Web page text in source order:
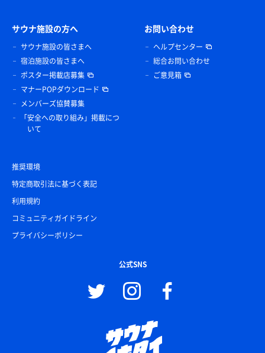
サウナ施設の方へ
サウナ施設の皆さまへ
宿泊施設の皆さまへ
ポスター掲載店募集
マナーPOPダウンロード
メンバーズ協賛募集
「安全への取り組み」掲載につ
いて
お問い合わせ
ヘルプセンター
総合お問い合わせ
ご意見箱
推奨環境
特定商取引法に基づく表記
利用規約
コミュニティガイドライン
プライバシーポリシー
公式SNS